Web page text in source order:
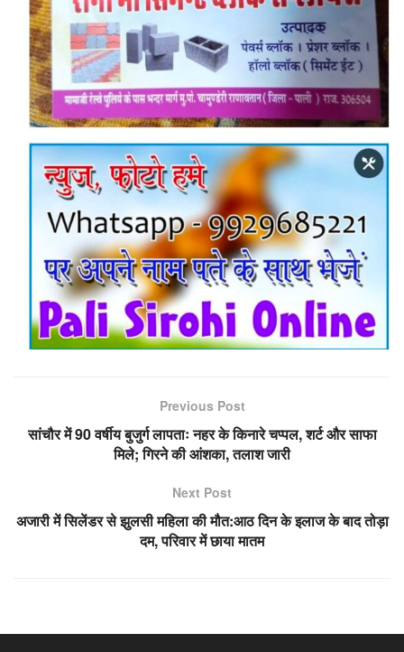
Previous Post
सांचौर में 90 वर्षीय बुजुर्ग लापताः नहर के किनारे चप्पल, शर्ट और साफा
मिले; गिरने की आंशका, तलाश जारी
Next Post
अजारी में सिलेंडर से झुलसी महिला की मौत:आठ दिन के इलाज के बाद तोड़ा
दम, परिवार में छाया मातम